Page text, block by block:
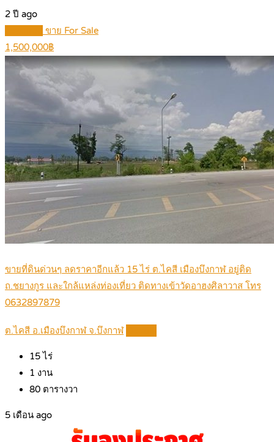
2 ปี ago
ขาย For Sale
1,500,000฿
ขายที่ดินด่วนๆ ลดราคาอีกแล้ว 15 ไร่ ต.ไคสี เมืองบึงกาฬ อยู่ติด
ถ.ชยางกูร และใกล้แหล่งท่องเที่ยว ติดทางเข้าวัดอาฮงศิลาวาส โทร
0632897879
ต.ไคสี อ.เมืองบึงกาฬ จ.บึงกาฬ
15 ไร่
1 งาน
80 ตารางวา
5 เดือน ago